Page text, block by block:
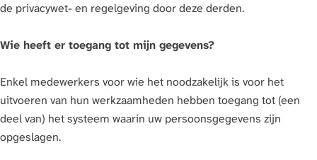
de privacywet- en regelgeving door deze derden.
Wie heeft er toegang tot mijn gegevens?
Enkel medewerkers voor wie het noodzakelijk is voor het
uitvoeren van hun werkzaamheden hebben toegang tot (een
deel van) het systeem waarin uw persoonsgegevens zijn
opgeslagen.